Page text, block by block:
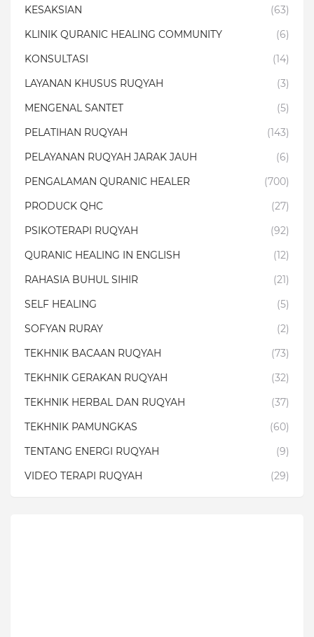
KESAKSIAN
(63)
KLINIK QURANIC HEALING COMMUNITY
(6)
KONSULTASI
(14)
LAYANAN KHUSUS RUQYAH
(3)
MENGENAL SANTET
(5)
PELATIHAN RUQYAH
(143)
PELAYANAN RUQYAH JARAK JAUH
(6)
PENGALAMAN QURANIC HEALER
(700)
PRODUCK QHC
(27)
PSIKOTERAPI RUQYAH
(92)
QURANIC HEALING IN ENGLISH
(12)
RAHASIA BUHUL SIHIR
(21)
SELF HEALING
(5)
SOFYAN RURAY
(2)
TEKHNIK BACAAN RUQYAH
(73)
TEKHNIK GERAKAN RUQYAH
(32)
TEKHNIK HERBAL DAN RUQYAH
(37)
TEKHNIK PAMUNGKAS
(60)
TENTANG ENERGI RUQYAH
(9)
VIDEO TERAPI RUQYAH
(29)